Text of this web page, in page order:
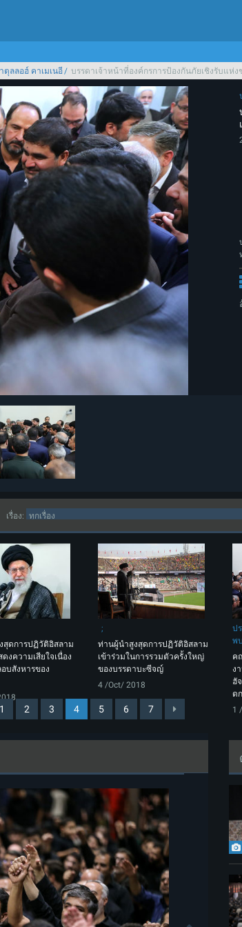
ลลอฮ์ คาเมเนอี บรรดาเจ้าหน้าที่องค์กรการป้องกันภัยเชิงรับแ
เรื่อง:
สุดการปฏิวัติอิสลาม
งความเสียใจเนื่อง
บสังหารของ
ท่านผู้นำสูงสุดการปฏิวัติอิสลาม
เข้าร่วมในการรวมตัวครั้งใหญ่
ของบรรดาบะซีจญ์
4 /Oct/ 2018
ป
พ
ค
ง
ฮั
ด
1
1 2 3 4 5 6 7